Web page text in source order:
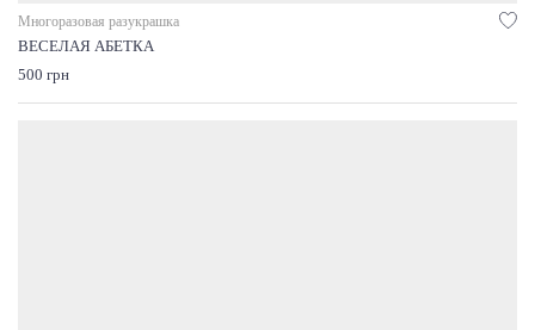
Многоразовая разукрашка
ВЕСЕЛАЯ АБЕТКА
500 грн